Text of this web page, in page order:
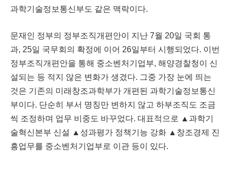
과학기술정보통신부도 같은 맥락이다.
문재인 정부의 정부조직개편안이 지난 7월 20일 국회 통
과, 25일 국무회의 확정에 이어 26일부터 시행되었다. 이번
정부조직개편안을 통해 중소벤처기업부, 해양경찰청이 신
설되는 등 적지 않은 변화가 생겼다. 그중 가장 눈에 띄는
것은 기존의 미래창조과학부가 개편된 과학기술정보통신
부이다. 단순히 부서 명칭만 변하지 않고 하부조직도 조금
씩 조정하며 업무 비중도 바꾸었다. 대표적으로 ▲과학기
술혁신본부 신설 ▲성과평가 정책기능 강화 ▲창조경제 진
흥업무를 중소벤처기업부로 이관 등이 있다.